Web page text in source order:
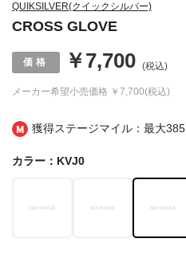
獲得ステージマイル：最大
QUIKSILVER(クイックシルバー)
CROSS GLOVE
メーカー希望小売価格 ￥7,700(税込)
￥7,700 (税込)
カラー：KVJ0